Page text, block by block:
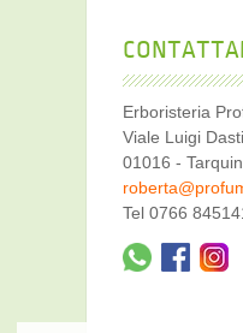
Erboristeria
Viale Luigi
01016 -
Tel 0766